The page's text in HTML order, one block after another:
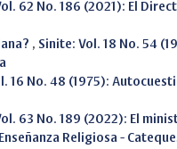
62 No. 186 (2021): El
, Sinite: Vol. 18 No. 54
16 No. 48 (1975):
63 No. 189 (2022): El
Religiosa -